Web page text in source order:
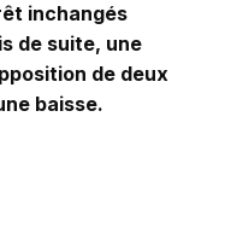
inchangés
de suite, une
de deux
baisse.